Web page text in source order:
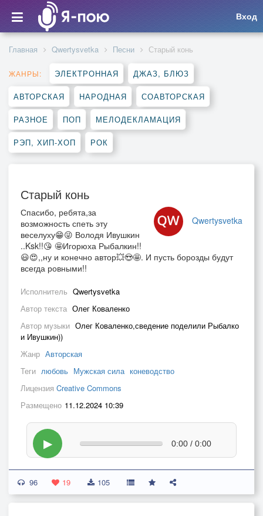
Вход
Главная Qwertysvetka Песни Старый конь
ЖАНРЫ: ЭЛЕКТРОННАЯ ДЖАЗ, БЛЮЗ
АВТОРСКАЯ НАРОДНАЯ СОАВТОРСКАЯ
РАЗНОЕ ПОП МЕЛОДЕКЛАМАЦИЯ
РЭП, ХИП-ХОП РОК
Старый конь
Qwertysvetka
Спасибо, ребята,за
возможность спеть эту
веселуху😁😜 Володя Ивушкин
..Ksk!!😘 🤩Игорюха Рыбалкин!!
😃😍,,ну и конечно автор💥😍🤩. И пусть борозды будут
всегда ровными!!
Исполнитель Qwertysvetka
Автор текста Олег Коваленко
Автор музыки Олег Коваленко,сведение поделили Рыбалко
и Ивушкин))
Жанр Авторская
Теги любовь Мужская сила коневодство
Лицензия Creative Commons
Размещено 11.12.2024 10:39
▶ 0:00 / 0:00
96 19 105